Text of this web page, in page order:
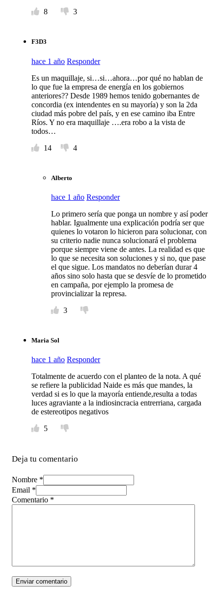
8
3
F3D3
hace 1 año Responder
Es un maquillaje, si…si…ahora…por qué no hablan de
lo que fue la empresa de energía en los gobiernos
anteriores?? Desde 1989 hemos tenido gobernantes de
concordia (ex intendentes en su mayoría) y son la 2da
ciudad más pobre del país, y en ese camino iba Entre
Ríos. Y no era maquillaje ….era robo a la vista de
todos…
14
4
Alberto
hace 1 año Responder
Lo primero sería que ponga un nombre y así poder
hablar. Igualmente una explicación podría ser que
quienes lo votaron lo hicieron para solucionar, con
su criterio nadie nunca solucionará el problema
porque siempre viene de antes. La realidad es que
lo que se necesita son soluciones y si no, que pase
el que sigue. Los mandatos no deberían durar 4
años sino solo hasta que se desvíe de lo prometido
en campaña, por ejemplo la promesa de
provincializar la represa.
3
Maria Sol
hace 1 año Responder
Totalmente de acuerdo con el planteo de la nota. A qué
se refiere la publicidad Naide es más que mandes, la
verdad si es lo que la mayoría entiende,resulta a todas
luces agraviante a la indiosincracia entrerriana, cargada
de estereotipos negativos
5
Deja tu comentario
Nombre *
Email *
Comentario *